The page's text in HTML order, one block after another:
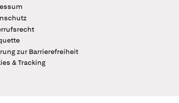
zur Barrierefreiheit
& Tracking